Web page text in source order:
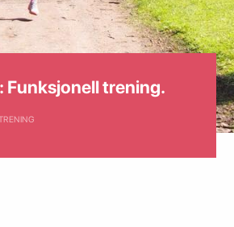
Funksjonell trening.